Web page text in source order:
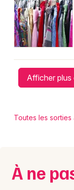
Afficher plus
Toutes les sorties
À ne